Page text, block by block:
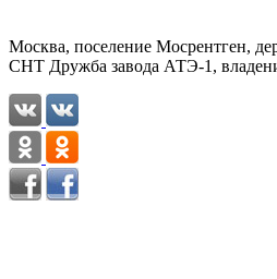
Москва, поселение Мосрентген,
СНТ Дружба завода АТЭ-1,